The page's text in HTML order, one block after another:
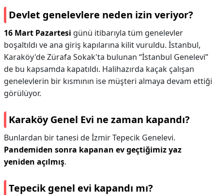
Devlet genelevlere neden izin veriyor?
16 Mart Pazartesi günü itibarıyla tüm genelevler
boşaltıldı ve ana giriş kapılarına kilit vuruldu. İstanbul,
Karaköy'de Zürafa Sokak'ta bulunan “İstanbul Genelevi”
de bu kapsamda kapatıldı. Halihazırda kaçak çalışan
genelevlerin bir kısmının ise müşteri almaya devam ettiği
görülüyor.
Karaköy Genel Evi ne zaman kapandı?
Bunlardan bir tanesi de İzmir Tepecik Genelevi.
Pandemiden sonra kapanan ev geçtiğimiz yaz
yeniden açılmış.
Tepecik genel evi kapandı mı?